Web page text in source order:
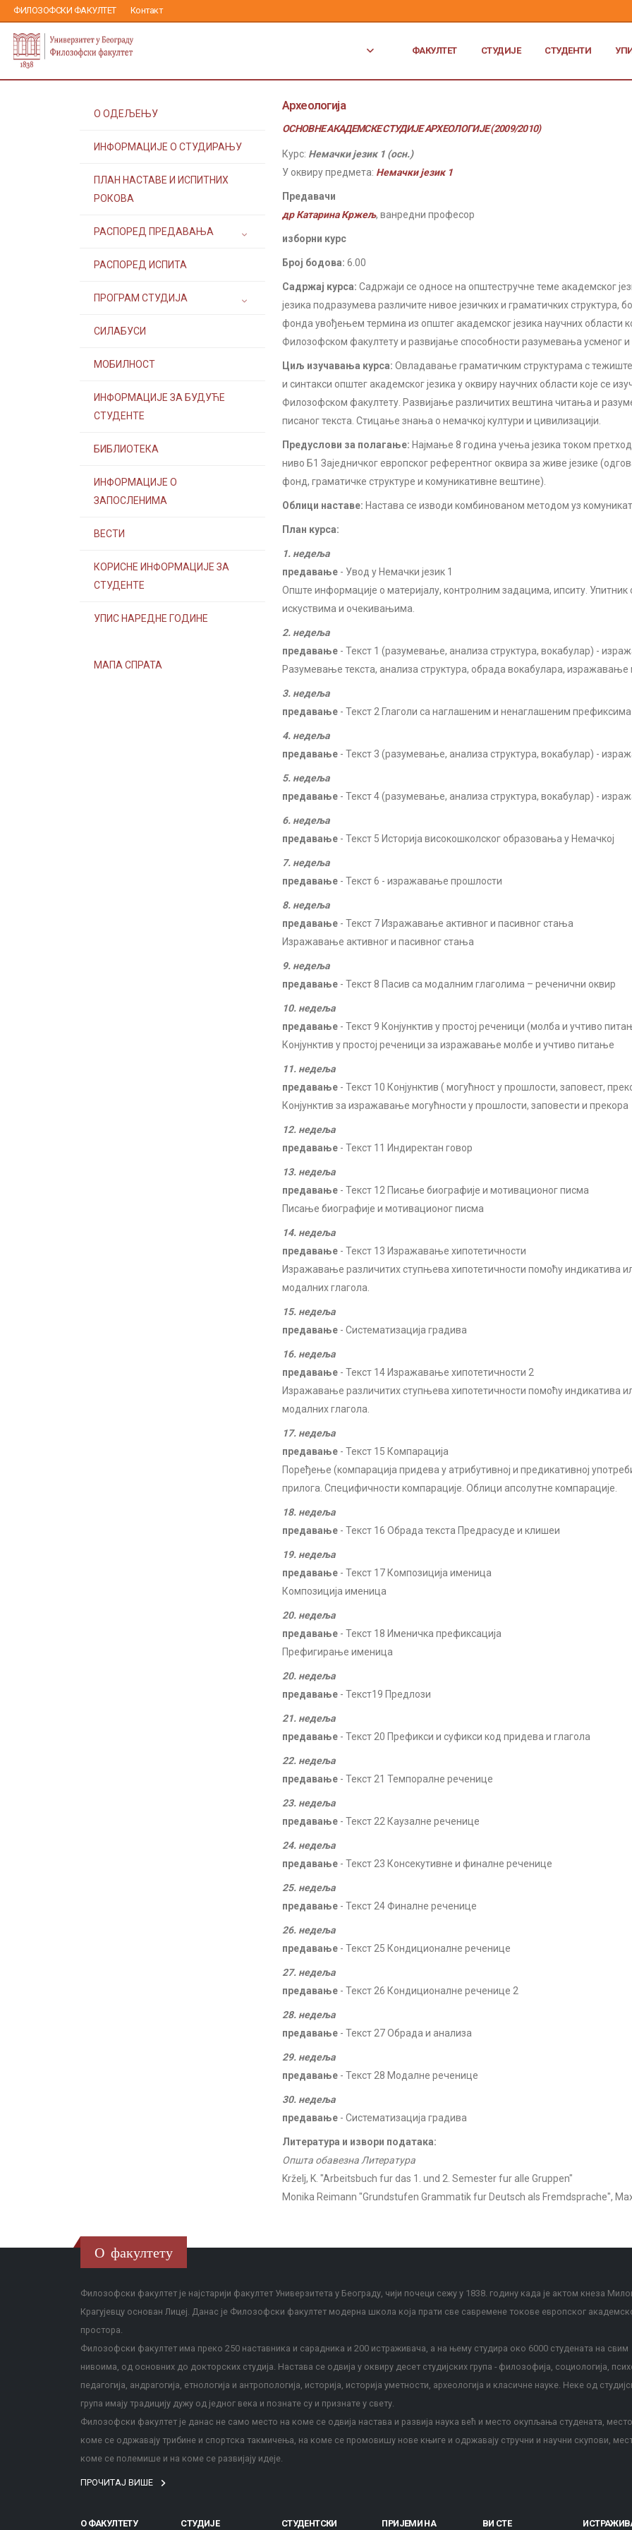
ФИЛОЗОФСКИ ФАКУЛТЕТ Контакт
ФАКУЛТЕТ СТУДИЈЕ СТУДЕНТИ
О ОДЕЉЕЊУ
ИНФОРМАЦИЈЕ О СТУДИРАЊУ
ПЛАН НАСТАВЕ И ИСПИТНИХ
РОКОВА
РАСПОРЕД ПРЕДАВАЊА
РАСПОРЕД ИСПИТА
ПРОГРАМ СТУДИЈА
СИЛАБУСИ
МОБИЛНОСТ
ИНФОРМАЦИЈЕ ЗА БУДУЋЕ
СТУДЕНТЕ
БИБЛИОТЕКА
ИНФОРМАЦИЈЕ О
ЗАПОСЛЕНИМА
ВЕСТИ
КОРИСНЕ ИНФОРМАЦИЈЕ ЗА
СТУДЕНТЕ
УПИС НАРЕДНЕ ГОДИНЕ
МАПА СПРАТА
Археологија
ОСНОВНЕ АКАДЕМСКЕ СТУДИЈЕ АРХЕОЛОГИЈЕ (2009/2010)
Курс: Немачки језик 1 (осн.)
У оквиру предмета: Немачки језик 1
Предавачи
др Катарина Кржељ, ванредни професор
изборни курс
Број бодова: 6.00
Садржај курса: Садржаји се односе на општестручне теме академског
језика подразумева различите нивое језичких и граматичких структура,
фoнда увођењем термина из општег академског језика научних области
Филозофском факултету и развијање способности разумевања усменог и
Циљ изучавања курса: Овладавање граматичким структурама с
и синтакси општег академског језика у оквиру научних области које се
Филозофском факултету. Развијање различитих вештина читања и
писаног текста. Стицање знања о немачкој култури и цивилизацији.
Предуслови за полагање: Најмање 8 година учења језика током
ниво Б1 Заједничког европског референтног оквира за живе језике
фонд, граматичке структуре и комуникативне вештине).
Облици наставе: Настава се изводи комбинованом методом уз
План курса:
1. недеља
предавање - Увод у Немачки језик 1
Oпште информације о материјалу, контролним задацима, ипситу. Упитник
искуствима и очекивањима.
2. недеља
предавање - Текст 1 (разумевање, анализа структура, вокабулар) -
Разумевање текста, анализа структура, обрада вокабулара, изражавање
3. недеља
предавање - Текст 2 Глаголи са наглашеним и ненаглашеним префиксима
4. недеља
предавање - Текст 3 (разумевање, анализа структура, вокабулар) -
5. недеља
предавање - Текст 4 (разумевање, анализа структура, вокабулар) -
6. недеља
предавање - Текст 5 Историја високошколског образовања у Немачкој
7. недеља
предавање - Текст 6 - изражавање прошлости
8. недеља
предавање - Текст 7 Изражавање активног и пасивног стања
Изражавање активног и пасивног стања
9. недеља
предавање - Текст 8 Пасив са модалним глаголима – реченични оквир
10. недеља
предавање - Текст 9 Конјунктив у простој реченици (молба и учтиво
Конјунктив у простој реченици за изражавање молбе и учтиво питање
11. недеља
предавање - Текст 10 Конјунктив ( могућност у прошлости, заповест,
Конјунктив за изражавање могућности у прошлости, заповести и прекора
12. недеља
предавање - Текст 11 Индиректан говор
13. недеља
предавање - Текст 12 Писање биографије и мотивационог писма
Писање биографије и мотивационог писма
14. недеља
предавање - Текст 13 Изражавање хипотетичности
Изражавање различитих ступњева хипотетичности помоћу индикатива
модалних глагола.
15. недеља
предавање - Систематизација градива
16. недеља
предавање - Текст 14 Изражавање хипотетичности 2
Изражавање различитих ступњева хипотетичности помоћу индикатива
модалних глагола.
17. недеља
предавање - Текст 15 Компарација
Поређење (компарација придева у атрибутивној и предикативној
прилога. Специфичности компарације. Облици апсолутне компарације.
18. недеља
предавање - Текст 16 Обрада текста Предрасуде и клишеи
19. недеља
предавање - Текст 17 Композиција именица
Композиција именица
20. недеља
предавање - Текст 18 Именичка префиксација
Префигирање именица
20. недеља
предавање - Текст19 Предлози
21. недеља
предавање - Текст 20 Префикси и суфикси код придева и глагола
22. недеља
предавање - Текст 21 Темпоралне реченице
23. недеља
предавање - Текст 22 Каузалне реченице
24. недеља
предавање - Текст 23 Консекутивне и финалне реченице
25. недеља
предавање - Текст 24 Финалне реченице
26. недеља
предавање - Текст 25 Кондиционалне реченице
27. недеља
предавање - Текст 26 Кондиционалне реченице 2
28. недеља
предавање - Текст 27 Обрада и анализа
29. недеља
предавање - Текст 28 Модалне реченице
30. недеља
предавање - Систематизација градива
Литература и извори података:
Општа обавезна Литература
Krželj, K. "Arbeitsbuch fur das 1. und 2. Semester fur alle Gruppen"
Monika Reimann "Grundstufen Grammatik fur Deutsch als Fremdsprache",
О факултету
Филозофски факултет је најстарији факултет Универзитета у Београду, чији почеци сежу у 1838. годину када је актом кнеза
Крагујевцу основан Лицеј. Данас је Филозофски факултет модерна школа која прати све савремене токове европског
простора.
Филозофски факултет има преко 250 наставника и сарадника и 200 истраживача, а на њему студира око 6000 студената на свим
нивоима, од основних до докторских студија. Настава се одвија у оквиру десет студијских група - филозофија, социологија,
педагогија, андрагогија, етнологија и антропологија, историја, историја уметности, археологија и класичне науке. Неке од
група имају традицију дужу од једног века и познате су и признате у свету.
Филозофски факултет је данас не само место на коме се одвија настава и развија наука већ и место окупљања студената,
коме се одржавају трибине и спортска такмичења, на коме се промовишу нове књиге и одржавају стручни и научни скупови,
коме се полемише и на коме се развијају идеје.
ПРОЧИТАЈ ВИШЕ
О ФАКУЛТЕТУ СТУДИЈЕ СТУДЕНТСКИ ПРИЈЕМИ НА ВИ СТЕ